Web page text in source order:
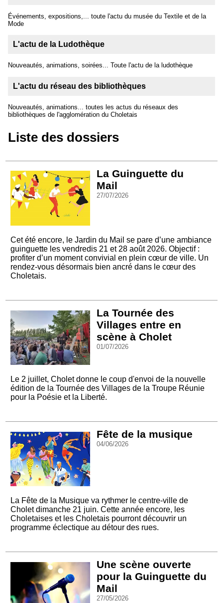
Événements, expositions,... toute l'actu du musée du Textile et de la
Mode
L'actu de la Ludothèque
Nouveautés, animations, soirées... Toute l'actu de la ludothèque
L'actu du réseau des bibliothèques
Nouveautés, animations... toutes les actus du réseaux des
bibliothèques de l'agglomération du Choletais
Liste des dossiers
La Guinguette du
Mail
27/07/2026
Cet été encore, le Jardin du Mail se pare d’une ambiance
guinguette les vendredis 21 et 28 août 2026. Objectif :
profiter d’un moment convivial en plein cœur de ville. Un
rendez-vous désormais bien ancré dans le cœur des
Choletais.
La Tournée des
Villages entre en
scène à Cholet
01/07/2026
Le 2 juillet, Cholet donne le coup d'envoi de la nouvelle
édition de la Tournée des Villages de la Troupe Réunie
pour la Poésie et la Liberté.
Fête de la musique
04/06/2026
La Fête de la Musique va rythmer le centre-ville de
Cholet dimanche 21 juin. Cette année encore, les
Choletaises et les Choletais pourront découvrir un
programme éclectique au détour des rues.
Une scène ouverte
pour la Guinguette du
Mail
27/05/2026